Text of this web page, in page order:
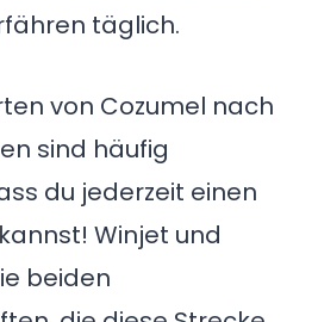
täglich.
von Cozumel nach
sind häufig
du jederzeit einen
Winjet und
beiden